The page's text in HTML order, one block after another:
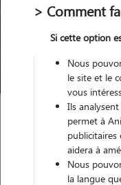
Compte
> Comment
Si cette option
Nous
le site et le
vous
Ils
permet à
aidera à
Nous
la langue